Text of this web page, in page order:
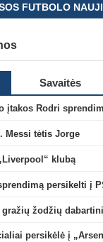
FUTBOLO
Savaitės
Messi tėtis Jorge
klubą
persikelti į
persikėlė į